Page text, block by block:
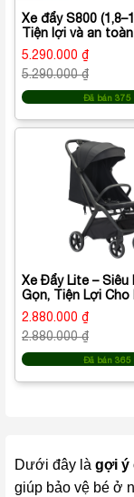
Xe đẩy S800
Tiện lợi và an
5.290.000 ₫
5.290.000 ₫
Đã bán 375
Xe Đẩy Lite – Siêu
Gọn, Tiện Lợi Cho
2.880.000 ₫
2.880.000 ₫
Đã bán 365
Dưới đây là gợi ý
giúp bảo vệ bé ở